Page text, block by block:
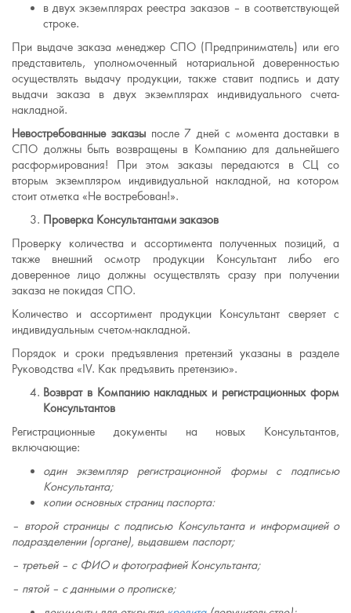
в двух экземплярах реестра заказов – в соответствующей
строке.
При выдаче заказа менеджер СПО (Предприниматель) или его
представитель, уполномоченный нотариальной доверенностью
осуществлять выдачу продукции, также ставит подпись и дату
выдачи заказа в двух экземплярах индивидуального счета-
накладной.
Невостребованные заказы после 7 дней с момента доставки в
СПО должны быть возвращены в Компанию для дальнейшего
расформирования! При этом заказы передаются в СЦ со
вторым экземпляром индивидуальной накладной, на котором
стоит отметка «Не востребован!».
Проверка Консультантами заказов
Проверку количества и ассортимента полученных позиций, а
также внешний осмотр продукции Консультант либо его
доверенное лицо должны осуществлять сразу при получении
заказа не покидая СПО.
Количество и ассортимент продукции Консультант сверяет с
индивидуальным счетом-накладной.
Порядок и сроки предъявления претензий указаны в разделе
Руководства «IV. Как предъявить претензию».
Возврат в Компанию накладных и регистрационных форм
Консультантов
Регистрационные документы на новых Консультантов,
включающие:
один экземпляр регистрационной формы с подписью
Консультанта;
копии основных страниц паспорта:
– второй страницы с подписью Консультанта и информацией о
подразделении (органе), выдавшем паспорт;
– третьей – с ФИО и фотографией Консультанта;
– пятой – с данными о прописке;